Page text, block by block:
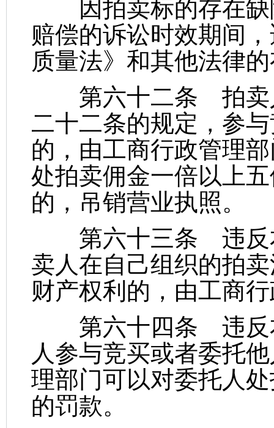
因拍卖标的存在缺
赔偿的诉讼时效期间
质量法》和其他法律
第六十二条 拍卖
二十二条的规定，参
的，由工商行政管理
处拍卖佣金一倍以上
的，吊销营业执照。
第六十三条 违反
卖人在自己组织的拍
财产权利的，由工商
第六十四条 违反
人参与竞买或者委托
理部门可以对委托人
的罚款。